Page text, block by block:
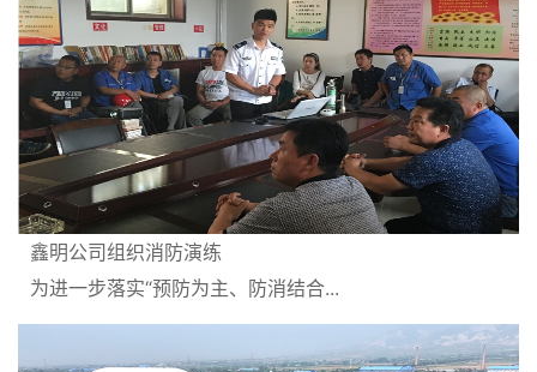
鑫明公司组织消防演练
为进一步落实“预防为主、防消结合...